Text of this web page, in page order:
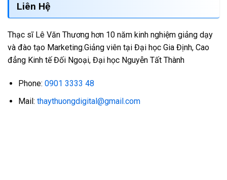
Liên Hệ
Thạc sĩ Lê Văn Thương hơn 10 năm kinh nghiệm giảng dạy
và đào tạo Marketing.Giảng viên tại Đại học Gia Định, Cao
đẳng Kinh tế Đối Ngoại, Đại học Nguyễn Tất Thành
Phone: 0901 3333 48
Mail: thaythuongdigital@gmail.com